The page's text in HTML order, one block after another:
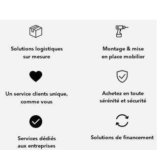
Solutions logistiques
sur mesure
Un service clients unique,
comme vous
Services dédiés
aux entreprises
Montage & mise
en place mobilier
Achetez en toute
sérénité et sécurité
Solutions de financement